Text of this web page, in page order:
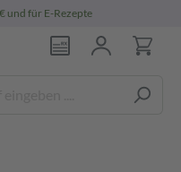
und für E-Rezepte